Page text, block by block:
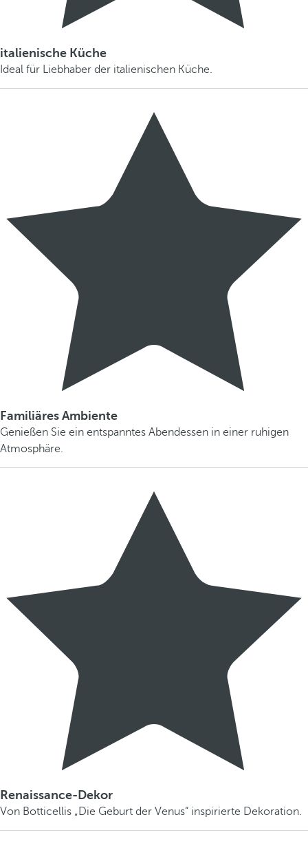
italienische Küche
Ideal für Liebhaber der italienischen Küche.
Familiäres Ambiente
Genießen Sie ein entspanntes Abendessen in einer ruhigen
Atmosphäre.
Renaissance-Dekor
Von Botticellis „Die Geburt der Venus“ inspirierte Dekoration.